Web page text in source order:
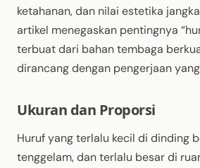
ketahanan, dan nilai estetika
artikel menegaskan pentingnya
terbuat dari bahan tembaga
dirancang dengan pengerjaan
Ukuran dan Proporsi
Huruf yang terlalu kecil di dinding
tenggelam, dan terlalu besar di